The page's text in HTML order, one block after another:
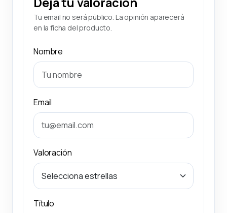
Tu email no será público. La opinión aparecerá
en la ficha del producto.
Nombre
Email
Valoración
Título